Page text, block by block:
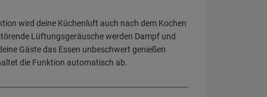
wird deine Küchenluft auch nach dem Kochen
Lüftungsgeräusche werden Dampf und
Gäste das Essen unbeschwert genießen
die Funktion automatisch ab.